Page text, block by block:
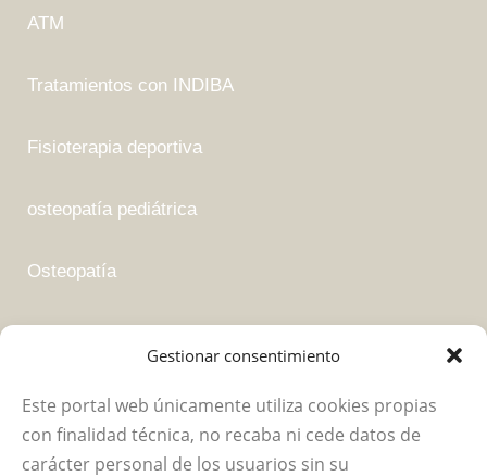
Gestionar consentimiento
Este portal web únicamente utiliza cookies propias
con finalidad técnica, no recaba ni cede datos de
carácter personal de los usuarios sin su
ATM
Tratamientos con INDIBA
Fisioterapia deportiva
osteopatía pediátrica
Osteopatía
Empresa